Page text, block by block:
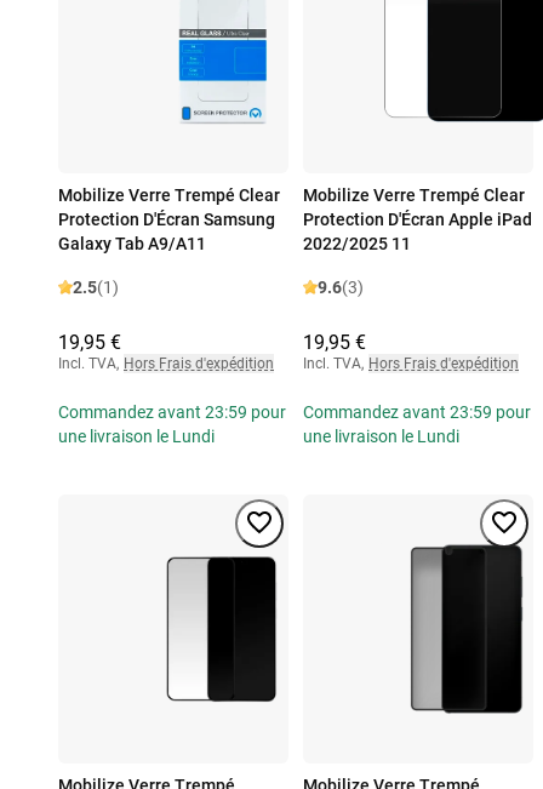
Mobilize Verre Trempé Clear
Protection D'Écran Samsung
Galaxy Tab A9/A11
2.5(1)
19,95 €
Incl. TVA, Hors Frais d'expédition
Commandez avant 23:59 pour
une livraison le Lundi
Mobilize Verre Trempé Clear
Protection D'Écran Apple iPad
2022/2025 11
9.6(3)
19,95 €
Incl. TVA, Hors Frais d'expédition
Commandez avant 23:59 pour
une livraison le Lundi